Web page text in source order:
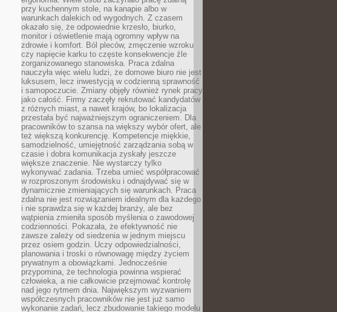
przy kuchennym stole, na kanapie albo w
warunkach dalekich od wygodnych. Z czasem
okazało się, że odpowiednie krzesło, biurko,
monitor i oświetlenie mają ogromny wpływ na
zdrowie i komfort. Ból pleców, zmęczenie wzroku
czy napięcie karku to częste konsekwencje źle
zorganizowanego stanowiska. Praca zdalna
nauczyła więc wielu ludzi, że domowe biuro nie jest
luksusem, lecz inwestycją w codzienną sprawność
i samopoczucie. Zmiany objęły również rynek pracy
jako całość. Firmy zaczęły rekrutować kandydatów
z różnych miast, a nawet krajów, bo lokalizacja
przestała być najważniejszym ograniczeniem. Dla
pracowników to szansa na większy wybór ofert, ale
też większą konkurencję. Kompetencje miękkie,
samodzielność, umiejętność zarządzania sobą w
czasie i dobra komunikacja zyskały jeszcze
większe znaczenie. Nie wystarczy tylko
wykonywać zadania. Trzeba umieć współpracować
w rozproszonym środowisku i odnajdywać się w
dynamicznie zmieniających się warunkach. Praca
zdalna nie jest rozwiązaniem idealnym dla każdego
i nie sprawdza się w każdej branży, ale bez
wątpienia zmieniła sposób myślenia o zawodowej
codzienności. Pokazała, że efektywność nie
zawsze zależy od siedzenia w jednym miejscu
przez osiem godzin. Uczy odpowiedzialności,
planowania i troski o równowagę między życiem
prywatnym a obowiązkami. Jednocześnie
przypomina, że technologia powinna wspierać
człowieka, a nie całkowicie przejmować kontrolę
nad jego rytmem dnia. Największym wyzwaniem
współczesnych pracowników nie jest już samo
wykonanie zadań, lecz zbudowanie takiego modelu